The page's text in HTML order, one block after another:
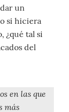
un
si hiciera
¿qué tal si
del
en las que
más